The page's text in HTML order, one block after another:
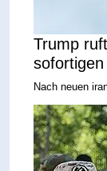
Trump
Nach neuen